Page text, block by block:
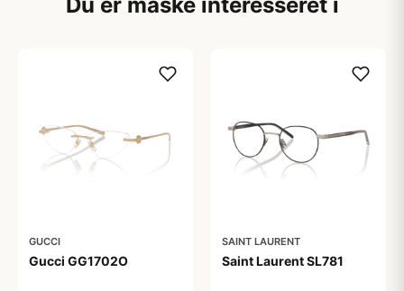
GUCCI
Gucci GG1702O
SAINT LAURENT
Saint Laurent SL781